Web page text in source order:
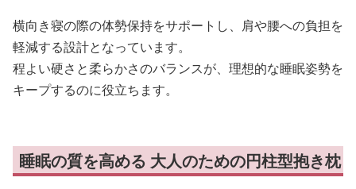
横向き寝の際の体勢保持をサポートし、肩や腰への負担を
軽減する設計となっています。
程よい硬さと柔らかさのバランスが、理想的な睡眠姿勢を
キープするのに役立ちます。
睡眠の質を高める 大人のための円柱型抱き枕